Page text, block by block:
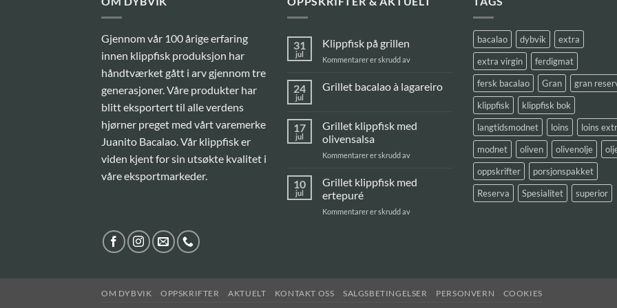
Gjennom vår 100 årige erfaring
innen klippfisk produksjon har
håndtværket gått i arv gjennom tre
generasjoner. Våre produkter har
blitt eksportert til alle verdens
hjørner preget med vårt varemerke
Juanito Bacalao. Vår klippfisk er
viden kjent for sin utsøkte kvalitet i
våre eksportmarkeder.
31
jul
Klippfisk på grillen
Kommentarer er skrudd avfor
grillen
24
jul
Grillet bacalao à lagareiro
Grillet
bacalao
à
lagareiro
17
jul
Grillet klippfisk med
olivensalsa
Kommentarer er skrudd avfor
klippfisk
10
jul
Grillet klippfisk med
ertepuré
Kommentarer er skrudd avfor
bacalao dybvik
extra
extra virgin
ferdigmat
fersk bacalao
Gran
gran
klippfisk
klippfisk bok
langtidsmodnet
loins
loins
modnet
oliven olivenolje
oppskrifter
porsjonspakket
Reserva
Spesialitet superior
OM DYBVIK OPPSKRIFTER AKTUELT KONTAKT OSS SALGSBETINGELSER PERSONVERN COOKIES